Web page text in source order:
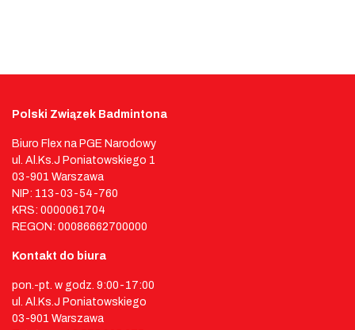
Polski Związek Badmintona
Biuro Flex na PGE Narodowy
ul. Al.Ks.J Poniatowskiego 1
03-901 Warszawa
NIP: 113-03-54-760
KRS: 0000061704
REGON: 00086662700000
Kontakt do biura
pon.-pt. w godz. 9:00-17:00
ul. Al.Ks.J Poniatowskiego
03-901 Warszawa